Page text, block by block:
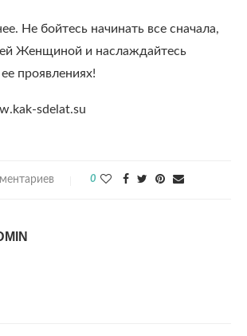
Не бойтесь начинать все сначала,
Женщиной и наслаждайтесь
проявлениях!
sdelat.su
0